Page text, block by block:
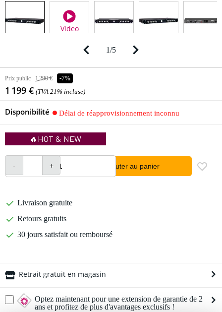
Video
1/5
Prix public 1 290 € -7%
1 199 € (TVA 21% incluse)
Disponibilité Délai de réapprovisionnement inconnu
🔥HOT & NEW
Ajouter au panier
Livraison gratuite
Retours gratuits
30 jours satisfait ou remboursé
Retrait gratuit en magasin
Optez maintenant pour une extension de garantie de 2
ans et profitez de plus d'avantages exclusifs !